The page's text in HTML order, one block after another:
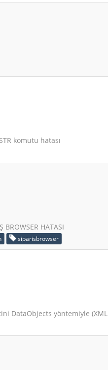
komutu hatası
BROWSER HATASI
siparisbrowser
DataObjects yöntemiyle (XML